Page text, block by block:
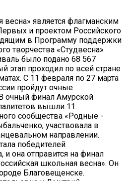
весна» является флагманским
и проектом Российского
в Программу поддержки
творчества «Студвесна»
было подано 68 567
этап проходил по всей стране
С 11 февраля по 27 марта
пройдут очные
очный финал Амурской
вышли 11.
сообщества «Родные -
участвовала в
направлении.
победителей
и она отправится на финал
школьная весна». Он
Благовещенске.